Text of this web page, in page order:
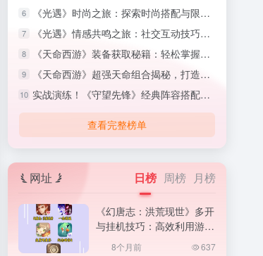
6 《光遇》时尚之旅：探索时尚搭配与限定装扮收集攻略
7 《光遇》情感共鸣之旅：社交互动技巧与好友系统揭秘
8 《天命西游》装备获取秘籍：轻松掌握顶级装备攻略！
9 《天命西游》超强天命组合揭秘，打造无敌战斗阵容！
10 实战演练！《守望先锋》经典阵容搭配与战术执行,守望先锋怎么打排位
查看完整榜单
网址 日榜 周榜 月榜
《幻唐志：洪荒现世》多开
与挂机技巧：高效利用游戏
时间,高效利用游戏时间
8个月前 637